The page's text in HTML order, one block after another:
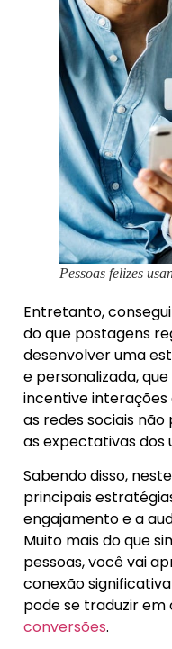
Pessoas felizes
Entretanto,
do que postagens
desenvolver uma
e personalizada,
incentive
as redes sociais
as expectativas dos
Sabendo disso,
principais
engajamento e a
Muito mais do que
pessoas, você vai
conexão
pode se traduzir em
conversões.